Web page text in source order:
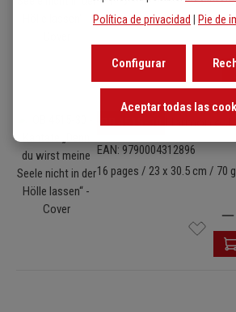
OB 4515-30
EAN: 9790004312896
16 pages / 23 x 30.5 cm / 70 g
Política de privacidad
Pie de
Configurar
Aceptar todas las